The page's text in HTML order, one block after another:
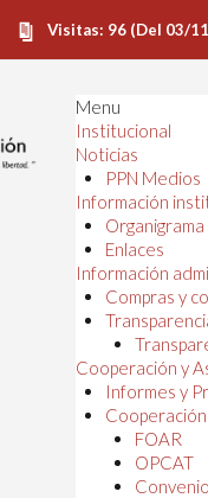
Visitas: 96 (Del 03/
Menu
Institucional
Noticias
PPN Medios
Información
Organigrama
Enlaces
Información
Compras y
Cooperación y
Informes y
FOAR
OPCAT